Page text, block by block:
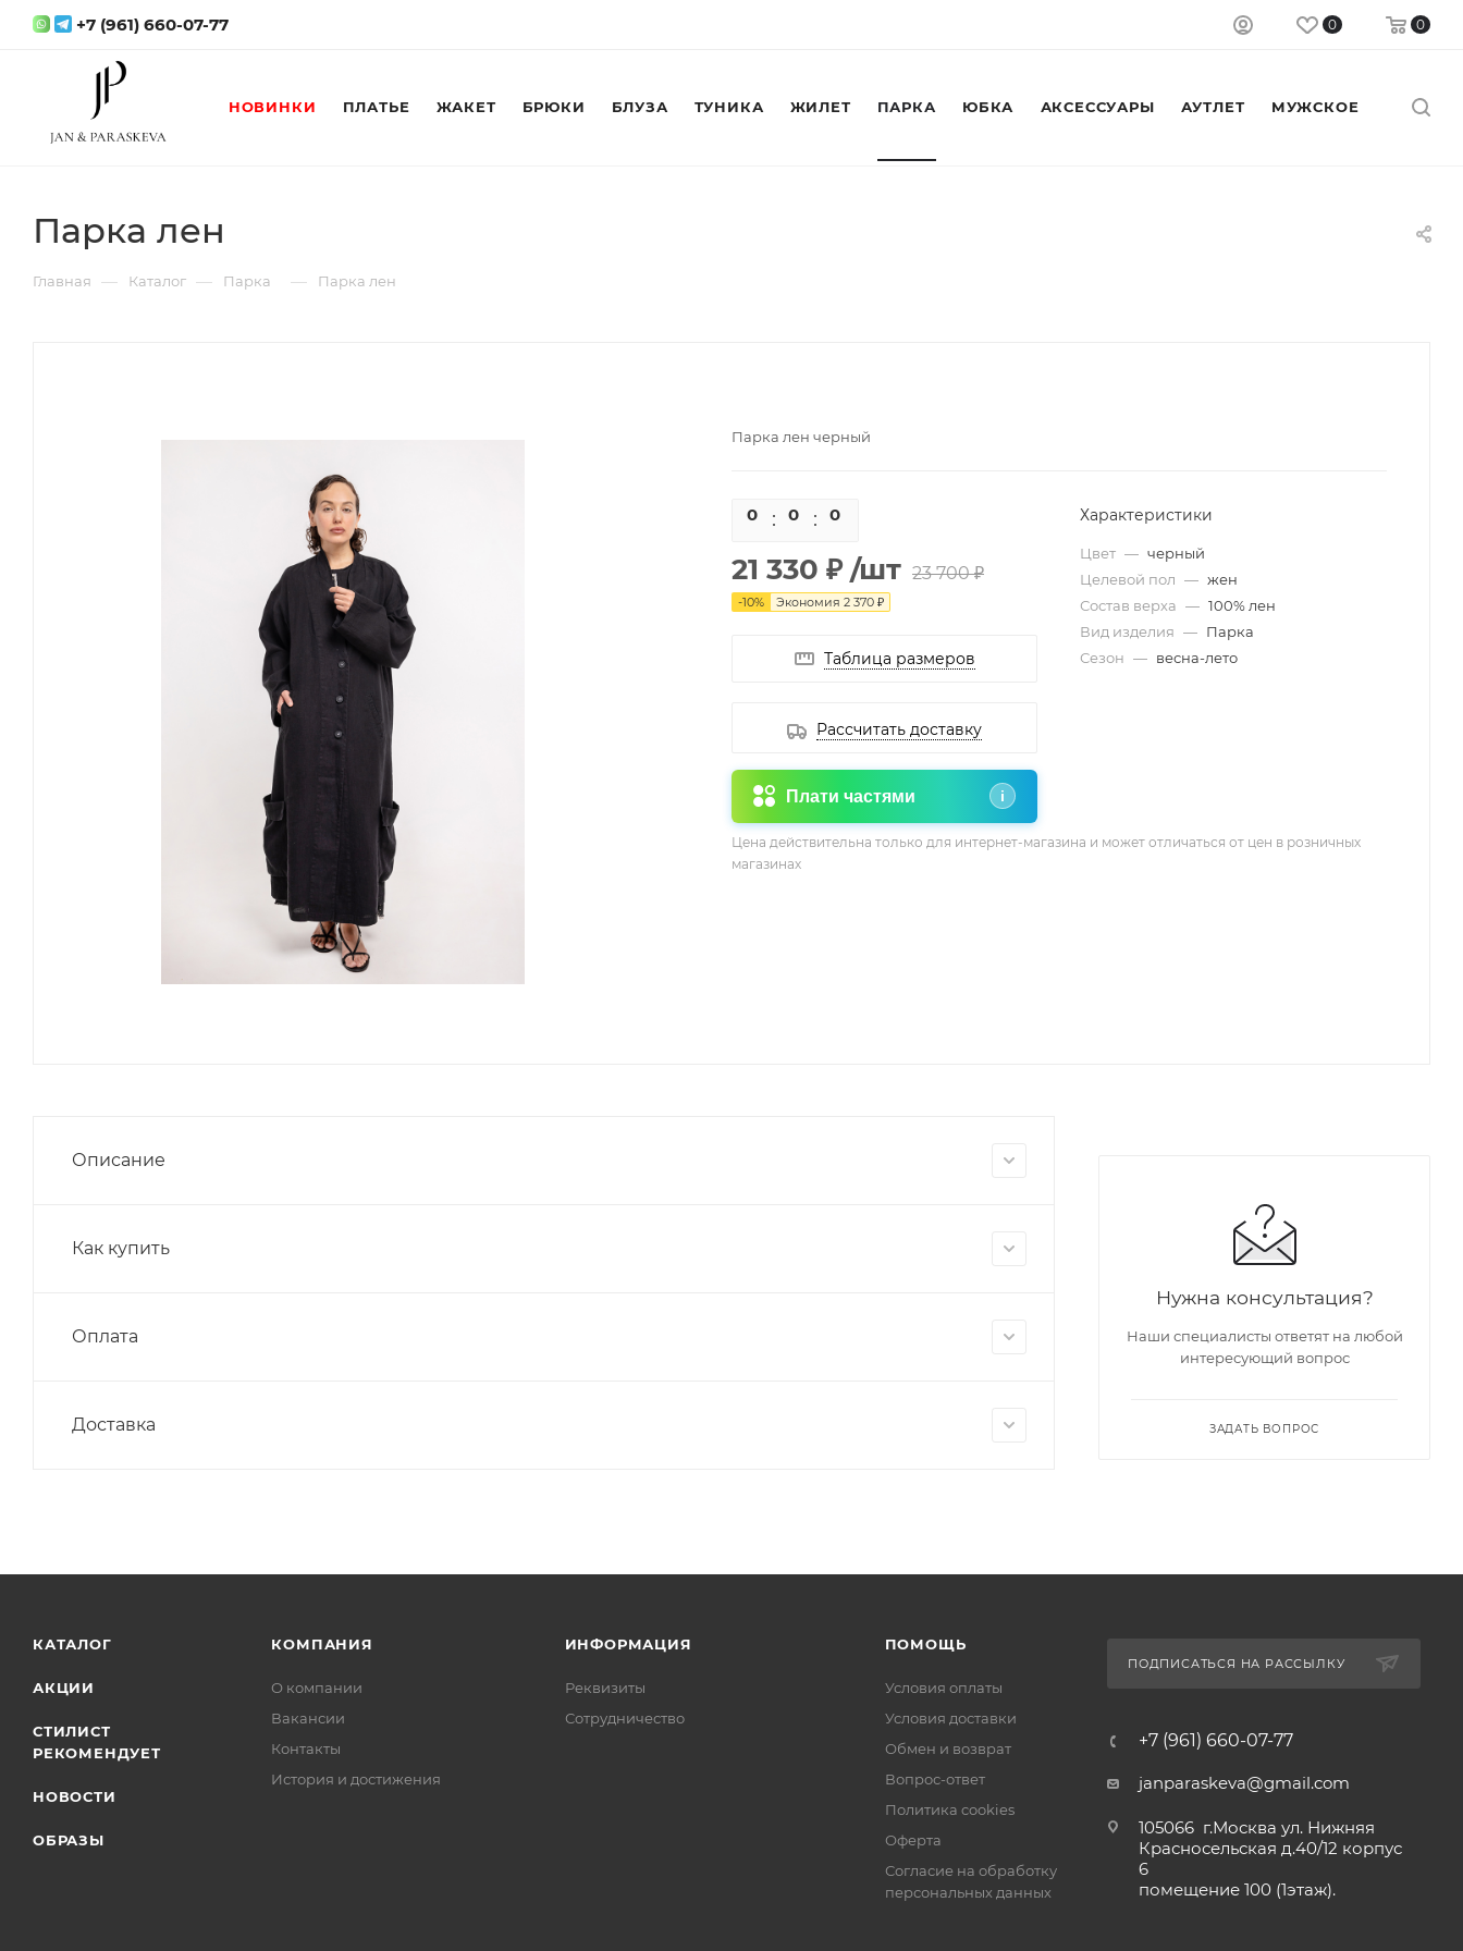
+7 (961) 660-07-77 0 0
НОВИНКИ ПЛАТЬЕ ЖАКЕТ БРЮКИ БЛУЗА ТУНИКА ЖИЛЕТ ПАРКА ЮБКА АКСЕССУАРЫ АУТЛЕТ МУЖСКОЕ
Парка лен
Главная — Каталог — Парка — Парка лен
Парка лен черный
0 0 0
21 330 ₽ /шт 23 700 ₽
-10% Экономия 2 370 ₽
Таблица размеров
Рассчитать доставку
Плати частями i
Характеристики
Цвет — черный
Целевой пол — жен
Состав верха — 100% лен
Вид изделия — Парка
Сезон — весна-лето
Цена действительна только для интернет-магазина и может отличаться от цен в розничных
магазинах
Описание
Как купить
Оплата
Доставка
Нужна консультация?
Наши специалисты ответят на любой
интересующий вопрос
ЗАДАТЬ ВОПРОС
КАТАЛОГ
АКЦИИ
СТИЛИСТ
РЕКОМЕНДУЕТ
НОВОСТИ
ОБРАЗЫ
КОМПАНИЯ
О компании
Вакансии
Контакты
История и достижения
ИНФОРМАЦИЯ
Реквизиты
Сотрудничество
ПОМОЩЬ
Условия оплаты
Условия доставки
Обмен и возврат
Вопрос-ответ
Политика cookies
Оферта
Согласие на обработку
персональных данных
ПОДПИСАТЬСЯ НА РАССЫЛКУ
+7 (961) 660-07-77
janparaskeva@gmail.com
105066 г.Москва ул. Нижняя
Красносельская д.40/12 корпус
6
помещение 100 (1этаж).